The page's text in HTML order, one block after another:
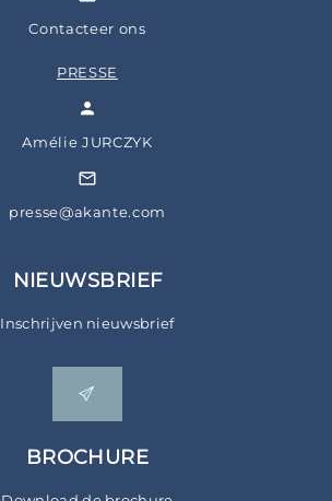
Contacteer ons
PRESSE
Amélie JURCZYK
presse@akante.com
NIEUWSBRIEF
Inschrijven nieuwsbrief
BROCHURE